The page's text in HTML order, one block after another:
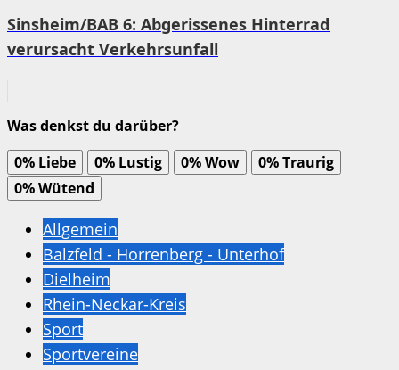
Sinsheim/BAB 6: Abgerissenes Hinterrad
verursacht Verkehrsunfall
Was denkst du darüber?
0% Liebe 0% Lustig 0%Wow 0%Traurig
0%Wütend
Allgemein
Balzfeld - Horrenberg - Unterhof
Dielheim
Rhein-Neckar-Kreis
Sport
Sportvereine